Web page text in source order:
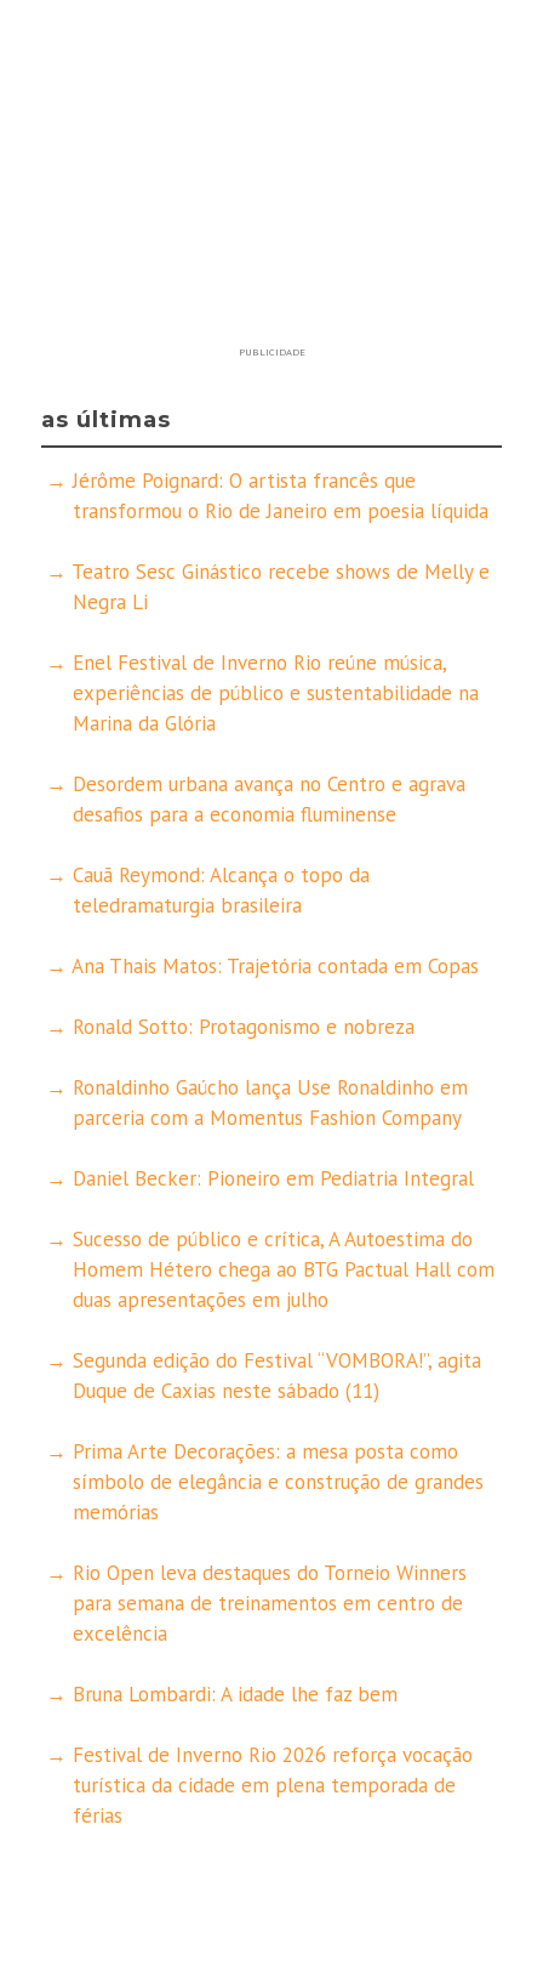
PUBLICIDADE
as últimas
Jérôme Poignard: O artista francês que
transformou o Rio de Janeiro em poesia líquida
Teatro Sesc Ginástico recebe shows de Melly e
Negra Li
Enel Festival de Inverno Rio reúne música,
experiências de público e sustentabilidade na
Marina da Glória
Desordem urbana avança no Centro e agrava
desafios para a economia fluminense
Cauã Reymond: Alcança o topo da
teledramaturgia brasileira
Ana Thais Matos: Trajetória contada em Copas
Ronald Sotto: Protagonismo e nobreza
Ronaldinho Gaúcho lança Use Ronaldinho em
parceria com a Momentus Fashion Company
Daniel Becker: Pioneiro em Pediatria Integral
Sucesso de público e crítica, A Autoestima do
Homem Hétero chega ao BTG Pactual Hall com
duas apresentações em julho
Segunda edição do Festival “VOMBORA!”, agita
Duque de Caxias neste sábado (11)
Prima Arte Decorações: a mesa posta como
símbolo de elegância e construção de grandes
memórias
Rio Open leva destaques do Torneio Winners
para semana de treinamentos em centro de
excelência
Bruna Lombardi: A idade lhe faz bem
Festival de Inverno Rio 2026 reforça vocação
turística da cidade em plena temporada de
férias